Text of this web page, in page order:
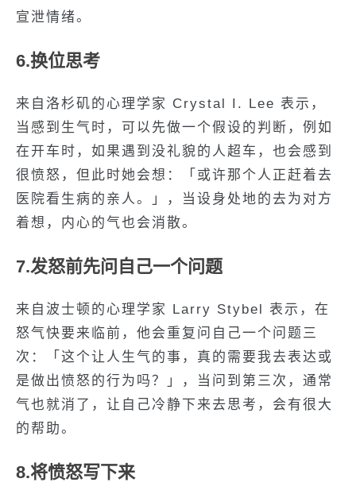
宣泄情绪。
6.换位思考
来自洛杉矶的心理学家 Crystal I. Lee 表示，
当感到生气时，可以先做一个假设的判断，例如
在开车时，如果遇到没礼貌的人超车，也会感到
很愤怒，但此时她会想：「或许那个人正赶着去
医院看生病的亲人。」，当设身处地的去为对方
着想，内心的气也会消散。
7.发怒前先问自己一个问题
来自波士顿的心理学家 Larry Stybel 表示，在
怒气快要来临前，他会重复问自己一个问题三
次：「这个让人生气的事，真的需要我去表达或
是做出愤怒的行为吗？」，当问到第三次，通常
气也就消了，让自己冷静下来去思考，会有很大
的帮助。
8.将愤怒写下来